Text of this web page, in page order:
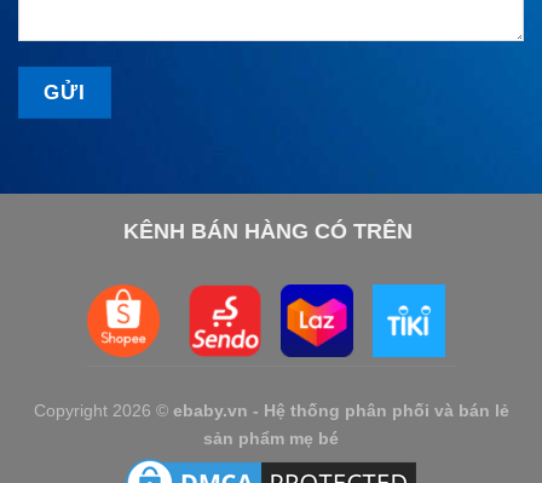
KÊNH BÁN HÀNG CÓ TRÊN
Copyright 2026 © ebaby.vn - Hệ thống phân phối và bán lẻ
sản phẩm mẹ bé